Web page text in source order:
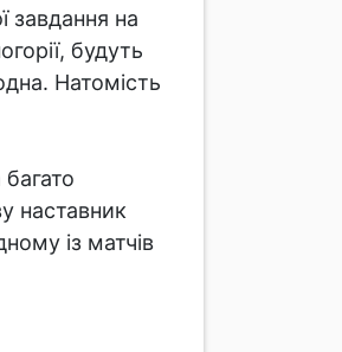
завдання на
будуть
Натомість
наставник
із матчів